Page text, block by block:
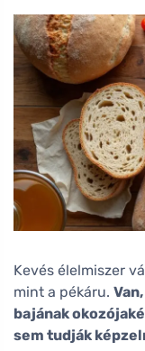
Kevés élelmiszer
mint a pékáru.
bajának
sem tudják